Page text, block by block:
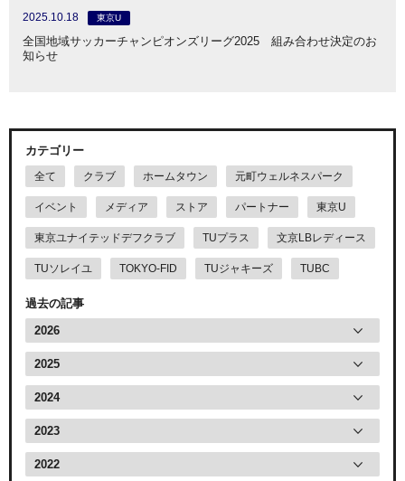
2025.10.18 東京U
全国地域サッカーチャンピオンズリーグ2025 組み合わせ決定のお
知らせ
カテゴリー
全て クラブ ホームタウン 元町ウェルネスパーク
イベント メディア ストア パートナー 東京U
東京ユナイテッドデフクラブ TUプラス 文京LBレディース
TUソレイユ TOKYO-FID TUジャキーズ TUBC
過去の記事
2026
2025
2024
2023
2022